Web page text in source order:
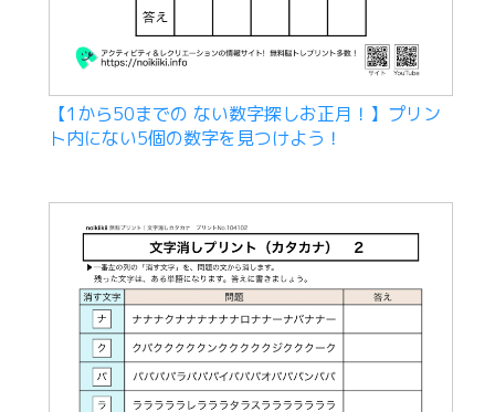
【1から50までの ない数字探しお正月！】プリン
ト内にない5個の数字を見つけよう！